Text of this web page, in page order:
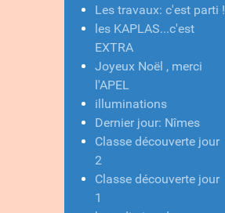
Les travaux: c'est parti !
les KAPLAS...c'est
EXTRA
Joyeux Noël , merci
l'APEL
illuminations
Dernier jour: Nîmes
Classe découverte jour
2
Classe découverte jour
1